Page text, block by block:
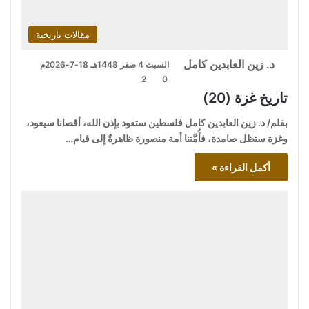
مقالات تاريخية
د. زين العابدين كامل
السبت 4 صفر 1448هـ 18-7-2026م
0
2
تاريخ غزة (20)
بقلم/ د. زين العابدين كامل فلسطين ستعود بإذن الله، أقصانا سيعود،
وغزة ستظل صامدة، فأُمَّتنا أمة منصورة ظاهرةٌ إلى قيام…
أكمل القراءة »